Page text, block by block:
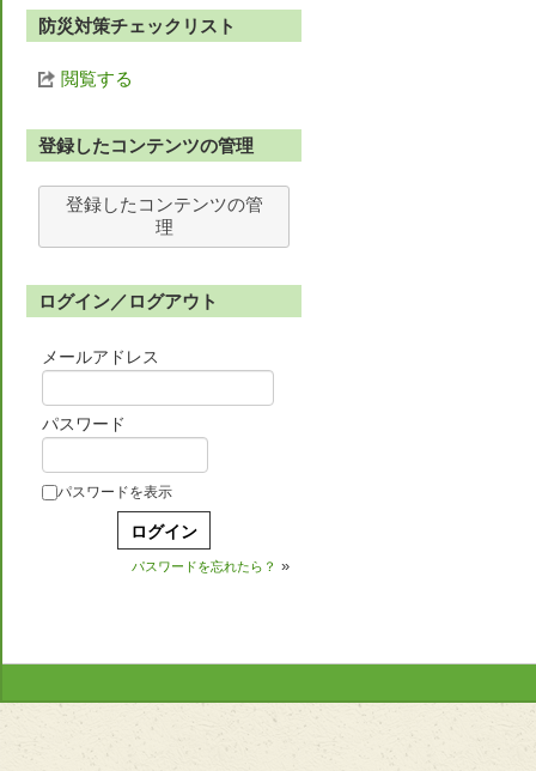
防災対策チェックリスト
閲覧する
登録したコンテンツの管理
登録したコンテンツの管
理
ログイン／ログアウト
メールアドレス
パスワード
パスワードを表示
パスワードを忘れたら？ »